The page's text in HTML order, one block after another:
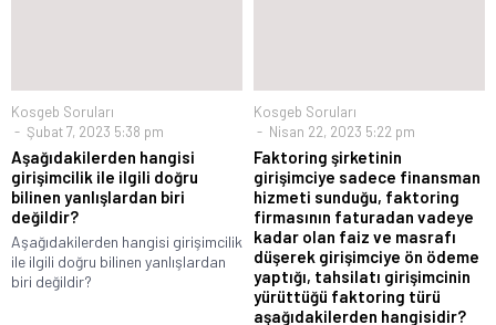
Kosgeb Soruları
Şubat 7, 2023 5:38 pm
Aşağıdakilerden hangisi
girişimcilik ile ilgili doğru
bilinen yanlışlardan biri
değildir?
Aşağıdakilerden hangisi girişimcilik
ile ilgili doğru bilinen yanlışlardan
biri değildir?
Kosgeb Soruları
Nisan 22, 2023 5:22 pm
Faktoring şirketinin
girişimciye sadece finansman
hizmeti sunduğu, faktoring
firmasının faturadan vadeye
kadar olan faiz ve masrafı
düşerek girişimciye ön ödeme
yaptığı, tahsilatı girişimcinin
yürüttüğü faktoring türü
aşağıdakilerden hangisidir?